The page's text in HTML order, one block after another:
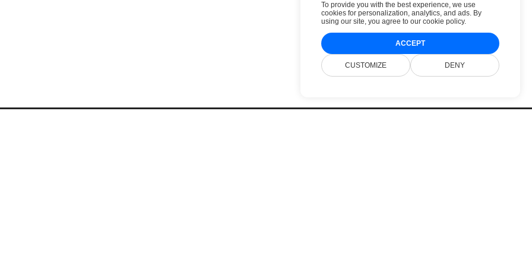
To provide you with the best experience, we use
cookies for personalization, analytics, and ads. By
using our site, you agree to our cookie policy.
ACCEPT
CUSTOMIZE DENY